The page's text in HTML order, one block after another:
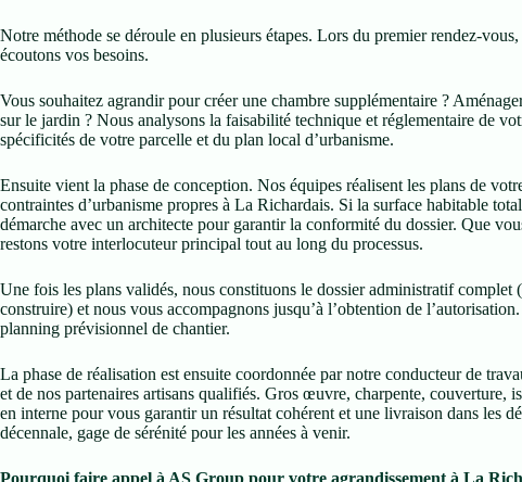
Notre méthode se déroule en plusieurs étapes. Lors du premier rendez-
écoutons vos besoins.
Vous souhaitez agrandir pour créer une chambre supplémentaire ?
sur le jardin ? Nous analysons la faisabilité technique et réglementaire de
spécificités de votre parcelle et du plan local d’urbanisme.
Ensuite vient la phase de conception. Nos équipes réalisent les plans de
contraintes d’urbanisme propres à La Richardais. Si la surface habitable
démarche avec un architecte pour garantir la conformité du dossier. Que
restons votre interlocuteur principal tout au long du processus.
Une fois les plans validés, nous constituons le dossier administratif complet
construire) et nous vous accompagnons jusqu’à l’obtention de
planning prévisionnel de chantier.
La phase de réalisation est ensuite coordonnée par notre conducteur de
et de nos partenaires artisans qualifiés. Gros œuvre, charpente, couverture,
en interne pour vous garantir un résultat cohérent et une livraison dans les
décennale, gage de sérénité pour les années à venir.
Pourquoi faire appel à AS Group pour votre agrandissement à La